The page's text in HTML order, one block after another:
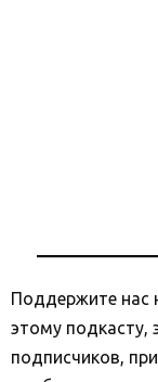
Поддержите нас
этому подкасту,
подписчиков,